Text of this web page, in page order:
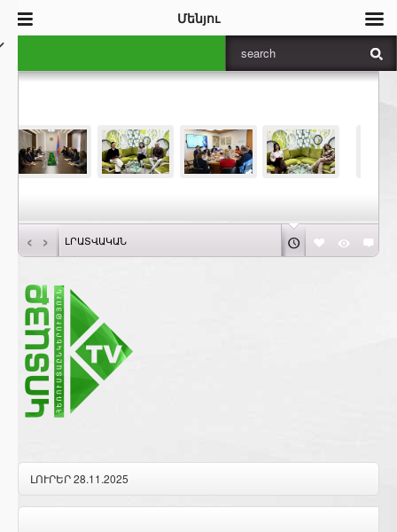
‹ › ԼՐԱՏՎԱԿԱՆ
ԼՈՒՐԵՐ 28.11.2025
Մենյու